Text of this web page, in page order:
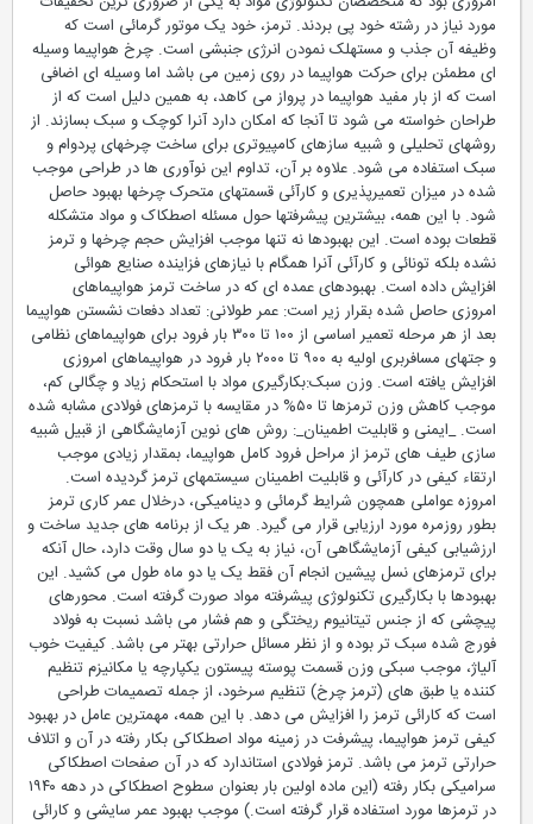
مورد نیاز در رشته خود پی بردند. ترمز، خود یک موتور گرمائی است که
وظیفه آن جذب و مستهلک نمودن انرژی جنبشی است. چرخ هواپیما وسیله
ای مطمئن برای حرکت هواپیما در روی زمین می باشد اما وسیله ای اضافی
است که از بار مفید هواپیما در پرواز می کاهد، به همین دلیل است که از
طراحان خواسته می شود تا آنجا که امکان دارد آنرا کوچک و سبک بسازند. از
روشهای تحلیلی و شبیه سازهای کامپیوتری برای ساخت چرخهای پردوام و
سبک استفاده می شود. علاوه بر آن، تداوم این نوآوری ها در طراحی موجب
شده در میزان تعمیرپذیری و کارآئی قسمتهای متحرک چرخها بهبود حاصل
شود. با این همه، بیشترین پیشرفتها حول مسئله اصطکاک و مواد متشکله
قطعات بوده است. این بهبودها نه تنها موجب افزایش حجم چرخها و ترمز
نشده بلکه تونائی و کارآئی آنرا همگام با نیازهای فزاینده صنایع هوائی
افزایش داده است. بهبودهای عمده ای که در ساخت ترمز هواپیماهای
امروزی حاصل شده بقرار زیر است: عمر طولانی: تعداد دفعات نشستن هواپیما
بعد از هر مرحله تعمیر اساسی از ۱۰۰ تا ۳۰۰ بار فرود برای هواپیماهای نظامی
و جتهای مسافربری اولیه به ۹۰۰ تا ۲۰۰۰ بار فرود در هواپیماهای امروزی
افزایش یافته است. وزن سبک:بکارگیری مواد با استحکام زیاد و چگالی کم،
موجب کاهش وزن ترمزها تا ۵۰% در مقایسه با ترمزهای فولادی مشابه شده
است. _ایمنی و قابلیت اطمینان_: روش های نوین آزمایشگاهی از قبیل شبیه
سازی طیف های ترمز از مراحل فرود کامل هواپیما، بمقدار زیادی موجب
ارتقاء کیفی در کارآئی و قابلیت اطمینان سیستمهای ترمز گردیده است.
امروزه عواملی همچون شرایط گرمائی و دینامیکی، درخلال عمر کاری ترمز
بطور روزمره مورد ارزیابی قرار می گیرد. هر یک از برنامه های جدید ساخت و
ارزشیابی کیفی آزمایشگاهی آن، نیاز به یک یا دو سال وقت دارد، حال آنکه
برای ترمزهای نسل پیشین انجام آن فقط یک یا دو ماه طول می کشید. این
بهبودها با بکارگیری تکنولوژی پیشرفته مواد صورت گرفته است. محورهای
پیچشی که از جنس تیتانیوم ریختگی و هم فشار می باشد نسبت به فولاد
فورج شده سبک تر بوده و از نظر مسائل حرارتی بهتر می باشد. کیفیت خوب
آلیاژ، موجب سبکی وزن قسمت پوسته پیستون یکپارچه یا مکانیزم تنظیم
کننده یا طبق های (ترمز چرخ) تنظیم سرخود، از جمله تصمیمات طراحی
است که کارائی ترمز را افزایش می دهد. با این همه، مهمترین عامل در بهبود
کیفی ترمز هواپیما، پیشرفت در زمینه مواد اصطکاکی بکار رفته در آن و اتلاف
حرارتی ترمز می باشد. ترمز فولادی استاندارد که در آن صفحات اصطکاکی
سرامیکی بکار رفته (این ماده اولین بار بعنوان سطوح اصطکاکی در دهه ۱۹۴۰
در ترمزها مورد استفاده قرار گرفته است.) موجب بهبود عمر سایشی و کارائی